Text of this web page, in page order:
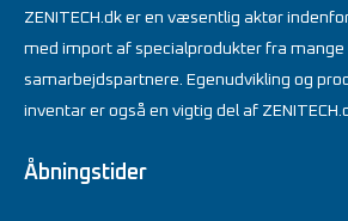
ZENITECH.dk er en væsentlig aktør
med import af specialprodukter fra mange
samarbejdspartnere. Egenudvikling og
inventar er også en vigtig del af
Åbningstider